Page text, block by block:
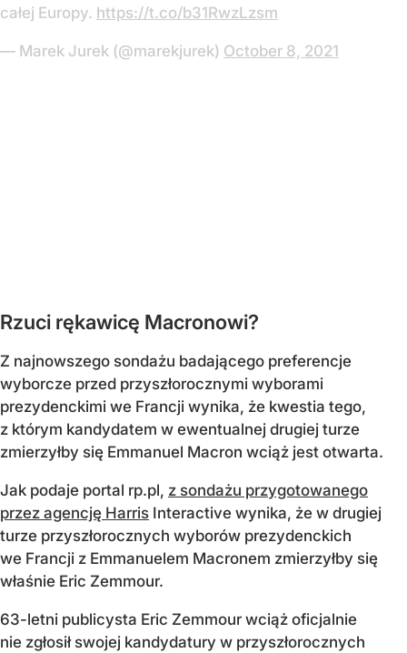
całej Europy. https://t.co/b31RwzLzsm
— Marek Jurek (@marekjurek) October 8, 2021
Rzuci rękawicę Macronowi?
Z najnowszego sondażu badającego preferencje
wyborcze przed przyszłorocznymi wyborami
prezydenckimi we Francji wynika, że kwestia tego,
z którym kandydatem w ewentualnej drugiej turze
zmierzyłby się Emmanuel Macron wciąż jest otwarta.
Jak podaje portal rp.pl, z sondażu przygotowanego
przez agencję Harris Interactive wynika, że w drugiej
turze przyszłorocznych wyborów prezydenckich
we Francji z Emmanuelem Macronem zmierzyłby się
właśnie Eric Zemmour.
63-letni publicysta Eric Zemmour wciąż oficjalnie
nie zgłosił swojej kandydatury w przyszłorocznych